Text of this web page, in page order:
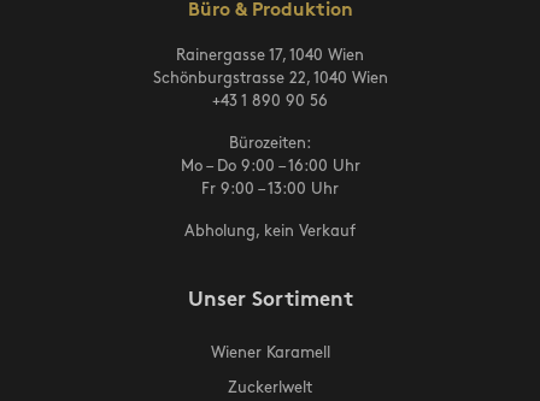
Büro & Produktion
Rainergasse 17, 1040 Wien
Schönburgstrasse 22, 1040 Wien
+43 1 890 90 56
Bürozeiten:
Mo – Do 9:00 – 16:00 Uhr
Fr 9:00 – 13:00 Uhr
Abholung, kein Verkauf
Unser Sortiment
Wiener Karamell
Zuckerlwelt